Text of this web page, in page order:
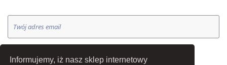
Informujemy, iż nasz sklep internetowy
OK